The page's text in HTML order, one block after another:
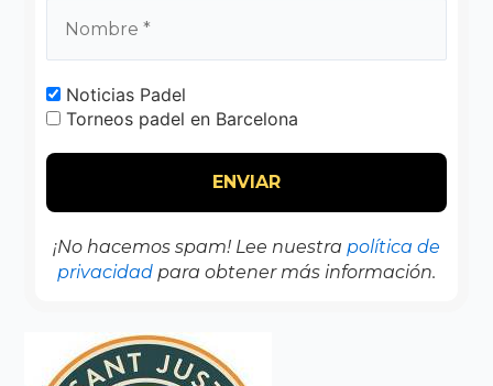
Noticias Padel
Torneos padel en Barcelona
¡No hacemos spam! Lee nuestra política de
privacidad para obtener más información.